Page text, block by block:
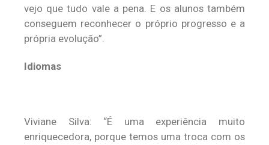
vejo que tudo vale a pena. E os alunos também
conseguem reconhecer o próprio progresso e a
própria evolução”.
Idiomas
Viviane Silva: “É uma experiência muito
enriquecedora, porque temos uma troca com os